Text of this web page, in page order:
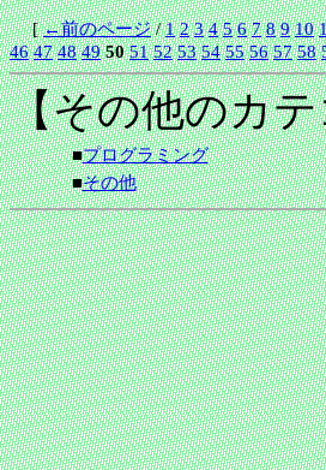
[←前のページ/1 2 3 4 5 6 7 8 9 10
46 47 48 49 50 51 52 53 54 55 56 57 58
【その他のカ
■プログラミング
■その他